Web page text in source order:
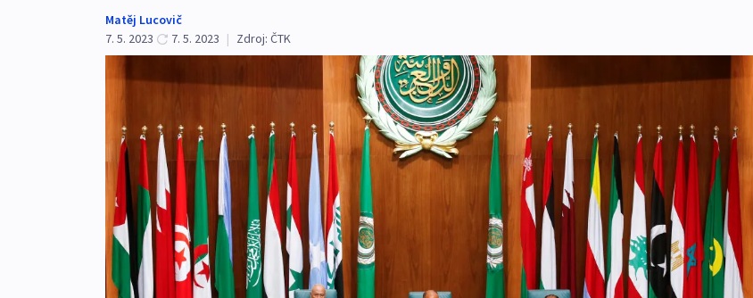
Matěj Lucovič
7. 5. 2023
7. 5. 2023 | Zdroj: ČTK